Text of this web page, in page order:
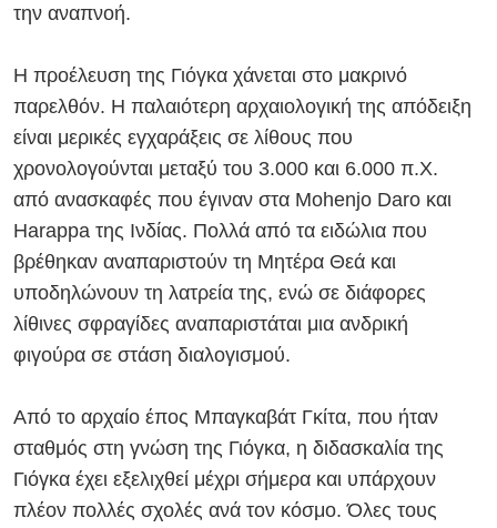
την αναπνοή.
Η προέλευση της Γιόγκα χάνεται στο μακρινό
παρελθόν. Η παλαιότερη αρχαιολογική της απόδειξη
είναι μερικές εγχαράξεις σε λίθους που
χρονολογούνται μεταξύ του 3.000 και 6.000 π.Χ.
από ανασκαφές που έγιναν στα Mohenjo Daro και
Harappa της Ινδίας. Πολλά από τα ειδώλια που
βρέθηκαν αναπαριστούν τη Μητέρα Θεά και
υποδηλώνουν τη λατρεία της, ενώ σε διάφορες
λίθινες σφραγίδες αναπαριστάται μια ανδρική
φιγούρα σε στάση διαλογισμού.
Από το αρχαίο έπος Μπαγκαβάτ Γκίτα, που ήταν
σταθμός στη γνώση της Γιόγκα, η διδασκαλία της
Γιόγκα έχει εξελιχθεί μέχρι σήμερα και υπάρχουν
πλέον πολλές σχολές ανά τον κόσμο. Όλες τους